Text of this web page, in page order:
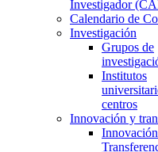
Investigador
Calendario de
Investigación
Grupos de
Institutos
centros
Innovación y